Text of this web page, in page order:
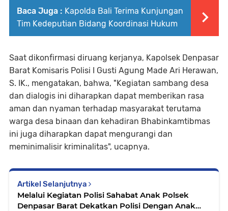
Baca Juga : Kapolda Bali Terima Kunjungan
Tim Kedeputian Bidang Koordinasi Hukum
Saat dikonfirmasi diruang kerjanya, Kapolsek Denpasar
Barat Komisaris Polisi I Gusti Agung Made Ari Herawan,
S. IK., mengatakan, bahwa, "Kegiatan sambang desa
dan dialogis ini diharapkan dapat memberikan rasa
aman dan nyaman terhadap masyarakat terutama
warga desa binaan dan kehadiran Bhabinkamtibmas
ini juga diharapkan dapat mengurangi dan
meminimalisir kriminalitas", ucapnya.
Artikel Selanjutnya
Melalui Kegiatan Polisi Sahabat Anak Polsek
Denpasar Barat Dekatkan Polisi Dengan Anak